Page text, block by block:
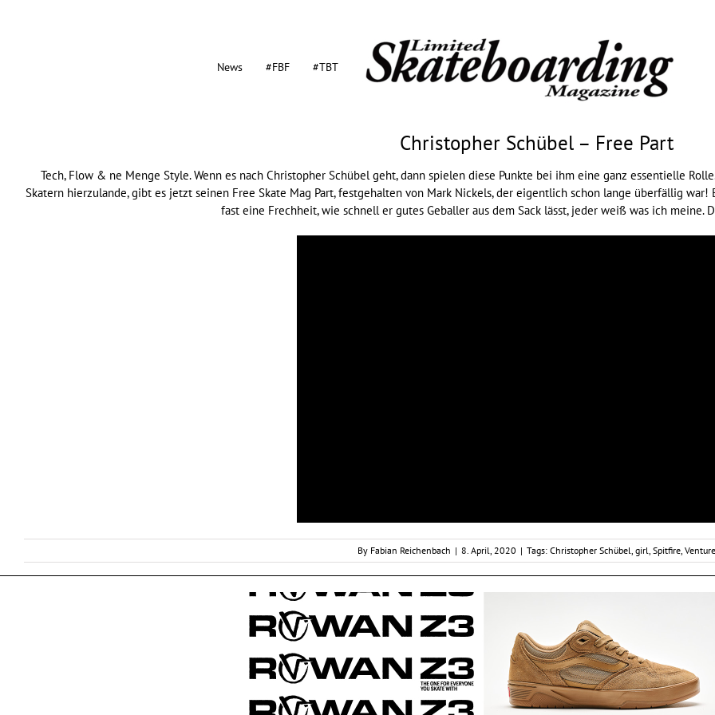
News #FBF #TBT
Christopher Schübel – Free Part
Tech, Flow & ne Menge Style. Wenn es nach Christopher Schübel geht, dann spielen diese Punkte bei ihm eine ganz essentielle
Skatern hierzulande, gibt es jetzt seinen Free Skate Mag Part, festgehalten von Mark Nickels, der eigentlich schon lange überfällig
fast eine Frechheit, wie schnell er gutes Geballer aus dem Sack lässt, jeder weiß was ich meine.
By Fabian Reichenbach | 8. April, 2020 | Tags: Christopher Schübel girl Spitfire, Venture